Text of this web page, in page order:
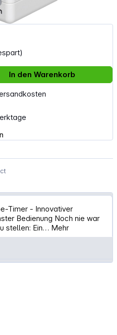
gewünschten
In den Warenkorb
Timer - Innovativer
Bedienung Noch nie war
stellen: Ein… Mehr